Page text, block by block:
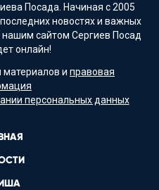
Посада. Начиная с 2005
новостях и важных
сайтом Сергиев Посад
онлайн!
материалов и правовая
персональных данных